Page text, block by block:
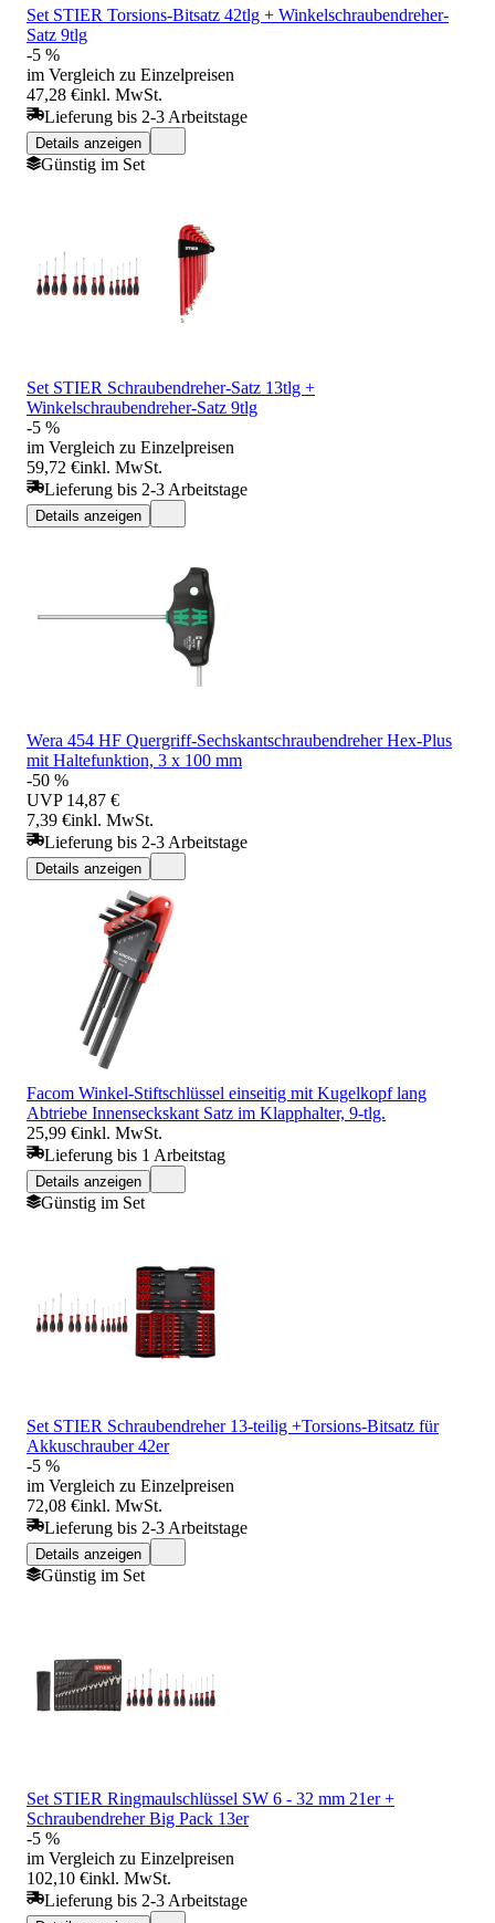
Set STIER Torsions-Bitsatz 42tlg + Winkelschraubendreher-
Satz 9tlg
-5 %
im Vergleich zu Einzelpreisen
47,28 €inkl. MwSt.
Lieferung bis 2-3 Arbeitstage
Details anzeigen
Günstig im Set
Set STIER Schraubendreher-Satz 13tlg +
Winkelschraubendreher-Satz 9tlg
-5 %
im Vergleich zu Einzelpreisen
59,72 €inkl. MwSt.
Lieferung bis 2-3 Arbeitstage
Details anzeigen
Wera 454 HF Quergriff-Sechskantschraubendreher Hex-Plus
mit Haltefunktion, 3 x 100 mm
-50 %
UVP 14,87 €
7,39 €inkl. MwSt.
Lieferung bis 2-3 Arbeitstage
Details anzeigen
Facom Winkel-Stiftschlüssel einseitig mit Kugelkopf lang
Abtriebe Innenseckskant Satz im Klapphalter, 9-tlg.
25,99 €inkl. MwSt.
Lieferung bis 1 Arbeitstag
Details anzeigen
Günstig im Set
Set STIER Schraubendreher 13-teilig +Torsions-Bitsatz für
Akkuschrauber 42er
-5 %
im Vergleich zu Einzelpreisen
72,08 €inkl. MwSt.
Lieferung bis 2-3 Arbeitstage
Details anzeigen
Günstig im Set
Set STIER Ringmaulschlüssel SW 6 - 32 mm 21er +
Schraubendreher Big Pack 13er
-5 %
im Vergleich zu Einzelpreisen
102,10 €inkl. MwSt.
Lieferung bis 2-3 Arbeitstage